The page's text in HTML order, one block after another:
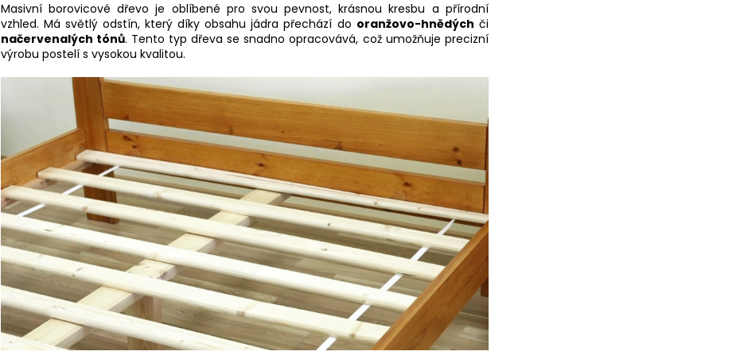
Masivní borovicové dřevo je oblíbené pro svou pevnost, krásnou kresbu a přírodní
vzhled. Má světlý odstín, který díky obsahu jádra přechází do oranžovo-hnědých či
načervenalých tónů. Tento typ dřeva se snadno opracovává, což umožňuje precizní
výrobu postelí s vysokou kvalitou.